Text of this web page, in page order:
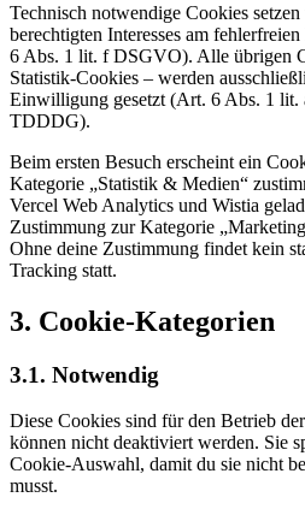
Technisch notwendige Cookies
berechtigten Interesses am
6 Abs. 1 lit. f DSGVO). Alle übrigen
Statistik-Cookies – werden
Einwilligung gesetzt (Art. 6 Abs. 1 lit.
TDDDG).
Beim ersten Besuch erscheint ein
Kategorie „Statistik & Medien“
Vercel Web Analytics und Wistia
Zustimmung zur Kategorie
Ohne deine Zustimmung findet kein
Tracking statt.
3. Cookie-Kategorien
3.1. Notwendig
Diese Cookies sind für den Betrieb
können nicht deaktiviert werden. Sie
Cookie-Auswahl, damit du sie nicht
musst.